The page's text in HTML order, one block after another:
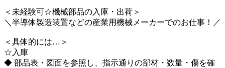
＜未経験可☆機械部品の入庫・出荷＞
＼半導体製造装置などの産業用機械メーカーでのお仕事！／
＜具体的には…＞
☆入庫
◆ 部品表・図面を参照し、指示通りの部材・数量・傷を確